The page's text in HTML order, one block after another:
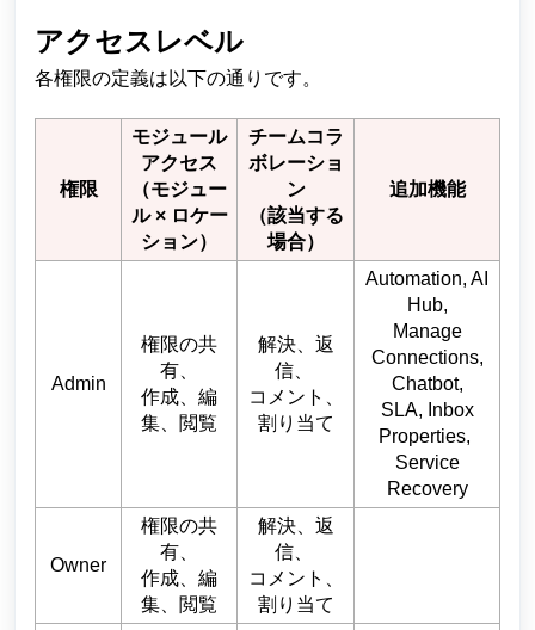
アクセスレベル
各権限の定義は以下の通りです。
権限
モジュール
アクセス
（モジュー
ル × ロケー
ション）
チームコラ
ボレーショ
ン
（該当する
場合）
追加機能
Admin
権限の共
有、
作成、編
集、閲覧
解決、返
信、
コメント、
割り当て
Automation, AI
Hub,
Manage
Connections,
Chatbot,
SLA, Inbox
Properties,
Service
Recovery
Owner
権限の共
有、
作成、編
集、閲覧
解決、返
信、
コメント、
割り当て